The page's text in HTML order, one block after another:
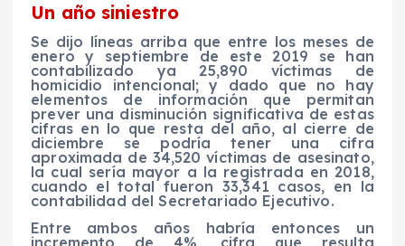
Un año siniestro
Se dijo líneas arriba que entre los meses de
enero y septiembre de este 2019 se han
contabilizado ya 25,890 víctimas de
homicidio intencional; y dado que no hay
elementos de información que permitan
prever una disminución significativa de estas
cifras en lo que resta del año, al cierre de
diciembre se podría tener una cifra
aproximada de 34,520 víctimas de asesinato,
la cual sería mayor a la registrada en 2018,
cuando el total fueron 33,341 casos, en la
contabilidad del Secretariado Ejecutivo.
Entre ambos años habría entonces un
incremento de 4%, cifra que resulta